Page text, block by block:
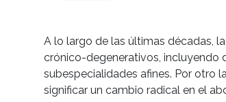
A lo largo de las últimas décadas,
crónico-degenerativos, incluyendo
subespecialidades afines. Por otro
significar un cambio radical en el